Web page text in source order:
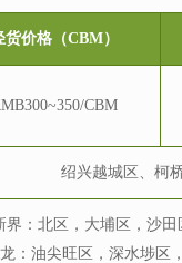
货价格（CBM）
CBM
绍兴越城区、柯
界：北区，大埔区，沙
：油尖旺区，深水埗区